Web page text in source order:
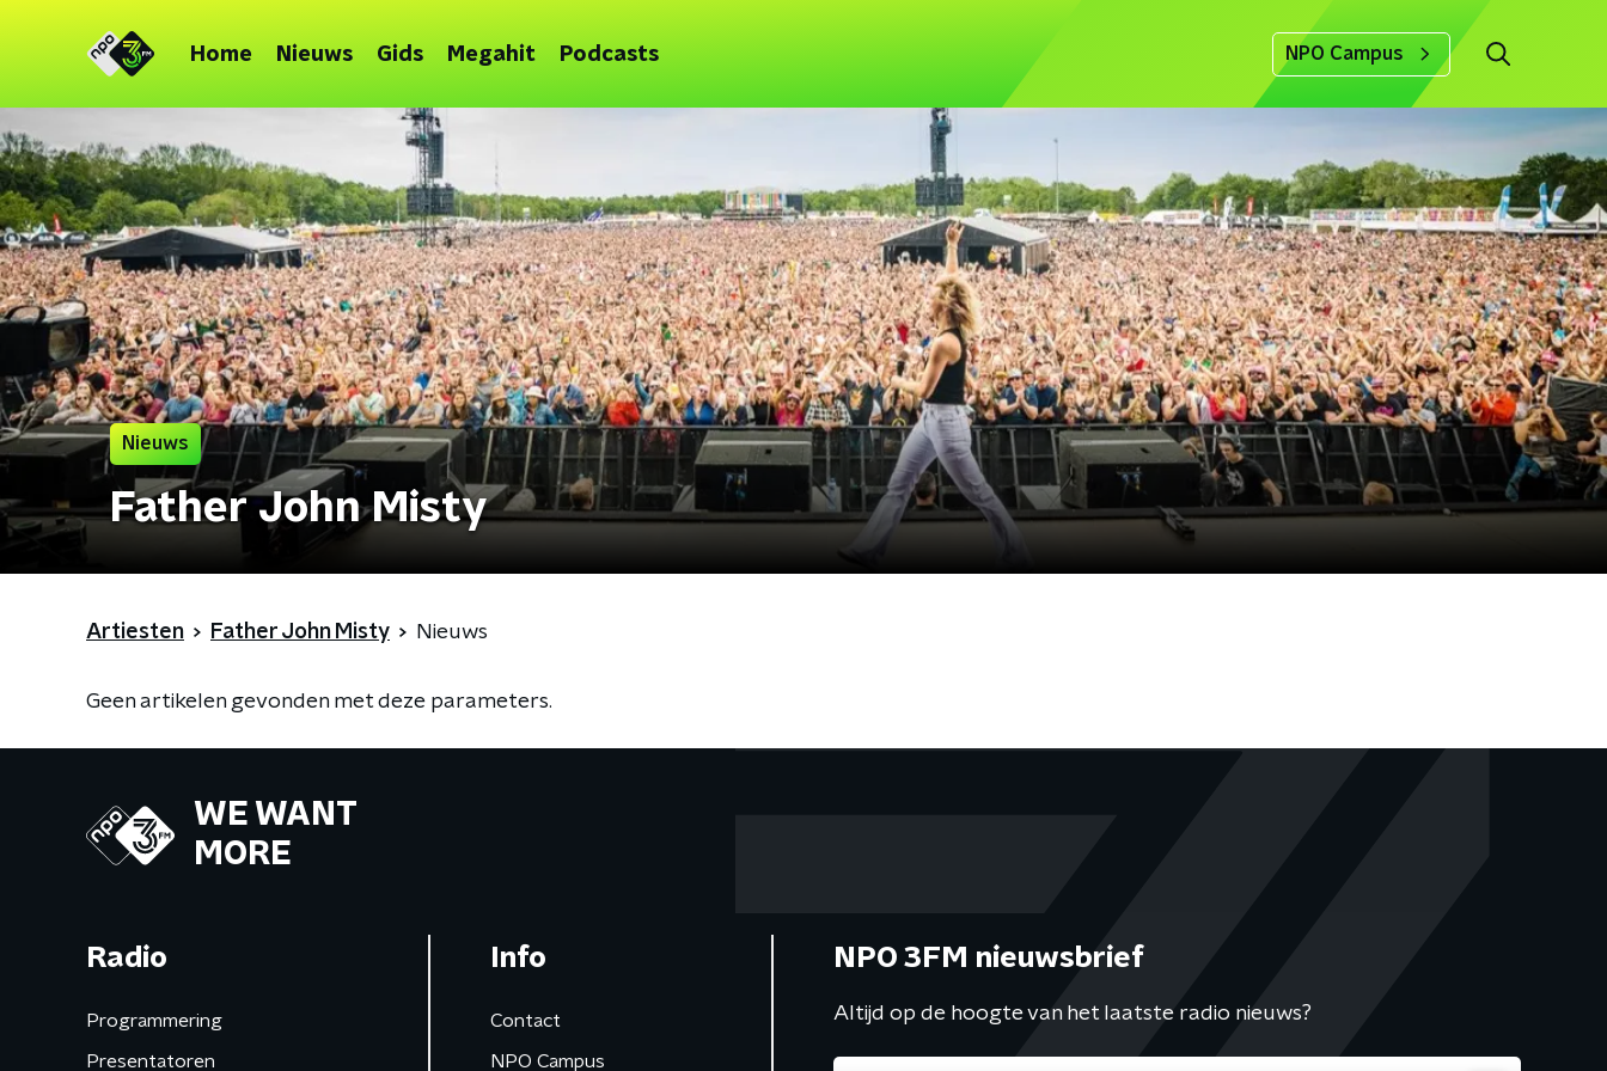
Home Nieuws Gids Megahit Podcasts NPO Campus
Nieuws
Father John Misty
Artiesten Father John Misty Nieuws
Geen artikelen gevonden met deze parameters.
WE WANT
MORE
Radio
Programmering
Presentatoren
Info
Contact
NPO Campus
NPO 3FM nieuwsbrief
Altijd op de hoogte van het laatste radio nieuws?